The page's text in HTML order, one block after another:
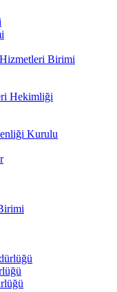
Birimi
Hekimliği
Kurulu